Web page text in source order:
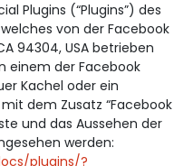
Plugins (“Plugins”) des
von der Facebook
94304, USA betrieben
einem der Facebook
Kachel oder ein
dem Zusatz “Facebook
und das Aussehen der
werden:
plugins/?